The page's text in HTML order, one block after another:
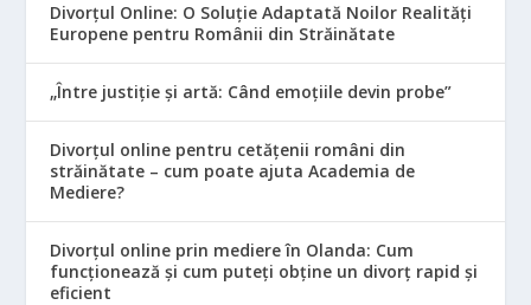
Divorțul Online: O Soluție Adaptată Noilor Realități
Europene pentru Românii din Străinătate
„Între justiție și artă: Când emoțiile devin probe”
Divorțul online pentru cetățenii români din
străinătate – cum poate ajuta Academia de
Mediere?
Divorțul online prin mediere în Olanda: Cum
funcționează și cum puteți obține un divorț rapid și
eficient